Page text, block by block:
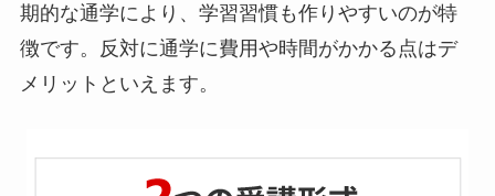
期的な通学により、学習習慣も作りやすいのが特
徴です。反対に通学に費用や時間がかかる点はデ
メリットといえます。